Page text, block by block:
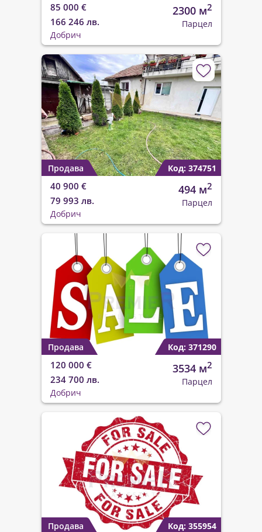
85 000 €
166 246 лв.
2300 м2
Парцел
Добрич
Продава Код: 374751
40 900 €
79 993 лв.
494 м2
Парцел
Добрич
Продава Код: 371290
120 000 €
234 700 лв.
3534 м2
Парцел
Добрич
Продава Код: 355954